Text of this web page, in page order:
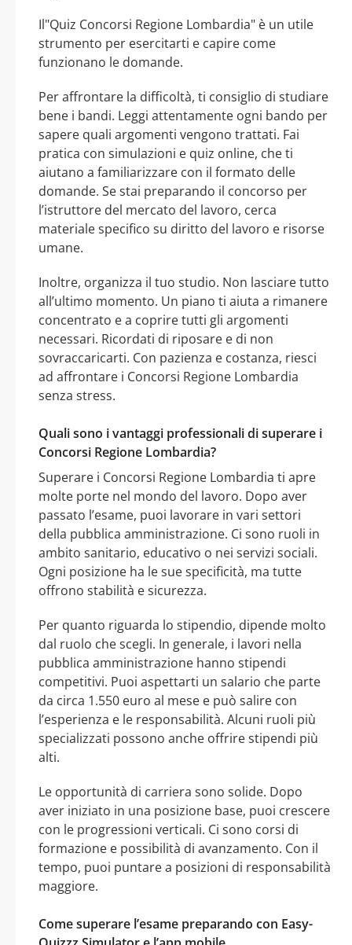
Il"Quiz Concorsi Regione Lombardia" è un utile
strumento per esercitarti e capire come
funzionano le domande.
Per affrontare la difficoltà, ti consiglio di studiare
bene i bandi. Leggi attentamente ogni bando per
sapere quali argomenti vengono trattati. Fai
pratica con simulazioni e quiz online, che ti
aiutano a familiarizzare con il formato delle
domande. Se stai preparando il concorso per
l’istruttore del mercato del lavoro, cerca
materiale specifico su diritto del lavoro e risorse
umane.
Inoltre, organizza il tuo studio. Non lasciare tutto
all’ultimo momento. Un piano ti aiuta a rimanere
concentrato e a coprire tutti gli argomenti
necessari. Ricordati di riposare e di non
sovraccaricarti. Con pazienza e costanza, riesci
ad affrontare i Concorsi Regione Lombardia
senza stress.
Quali sono i vantaggi professionali di superare i
Concorsi Regione Lombardia?
Superare i Concorsi Regione Lombardia ti apre
molte porte nel mondo del lavoro. Dopo aver
passato l’esame, puoi lavorare in vari settori
della pubblica amministrazione. Ci sono ruoli in
ambito sanitario, educativo o nei servizi sociali.
Ogni posizione ha le sue specificità, ma tutte
offrono stabilità e sicurezza.
Per quanto riguarda lo stipendio, dipende molto
dal ruolo che scegli. In generale, i lavori nella
pubblica amministrazione hanno stipendi
competitivi. Puoi aspettarti un salario che parte
da circa 1.550 euro al mese e può salire con
l’esperienza e le responsabilità. Alcuni ruoli più
specializzati possono anche offrire stipendi più
alti.
Le opportunità di carriera sono solide. Dopo
aver iniziato in una posizione base, puoi crescere
con le progressioni verticali. Ci sono corsi di
formazione e possibilità di avanzamento. Con il
tempo, puoi puntare a posizioni di responsabilità
maggiore.
Come superare l’esame preparando con Easy-